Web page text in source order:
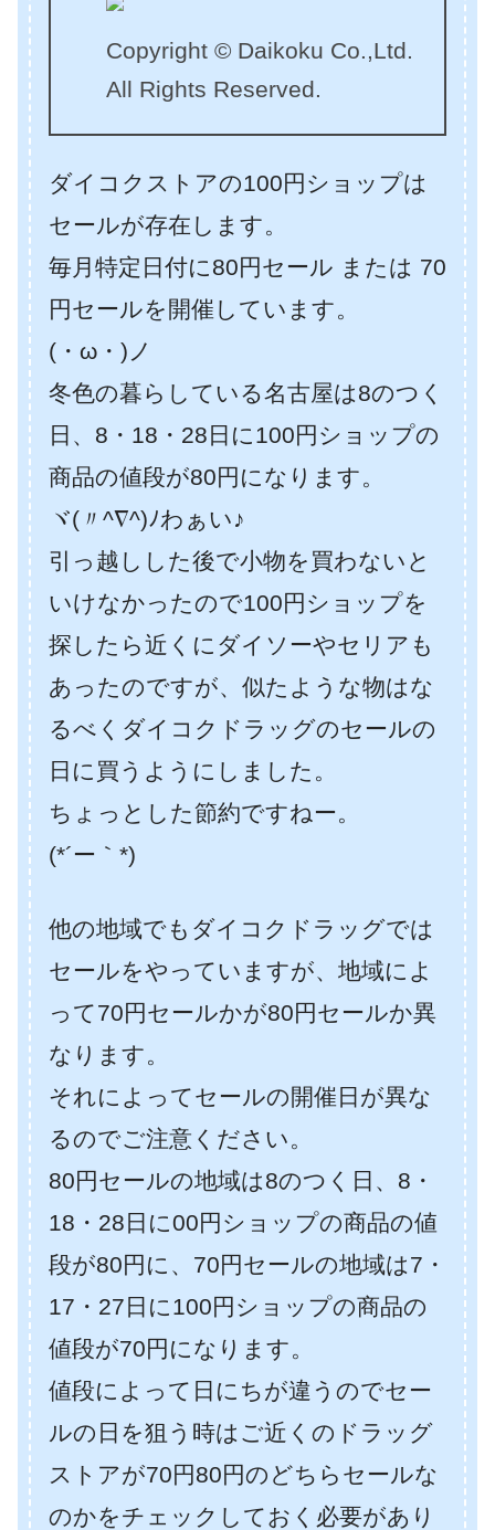
Copyright © Daikoku Co.,Ltd.
All Rights Reserved.
ダイコクストアの100円ショップは
セールが存在します。
毎月特定日付に80円セール または 70
円セールを開催しています。
(・ω・)ノ
冬色の暮らしている名古屋は8のつく
日、8・18・28日に100円ショップの
商品の値段が80円になります。
ヾ(〃^∇^)ﾉわぁい♪
引っ越しした後で小物を買わないと
いけなかったので100円ショップを
探したら近くにダイソーやセリアも
あったのですが、似たような物はな
るべくダイコクドラッグのセールの
日に買うようにしました。
ちょっとした節約ですねー。
(*´ー｀*)
他の地域でもダイコクドラッグでは
セールをやっていますが、地域によ
って70円セールかが80円セールか異
なります。
それによってセールの開催日が異な
るのでご注意ください。
80円セールの地域は8のつく日、8・
18・28日に00円ショップの商品の値
段が80円に、70円セールの地域は7・
17・27日に100円ショップの商品の
値段が70円になります。
値段によって日にちが違うのでセー
ルの日を狙う時はご近くのドラッグ
ストアが70円80円のどちらセールな
のかをチェックしておく必要があり